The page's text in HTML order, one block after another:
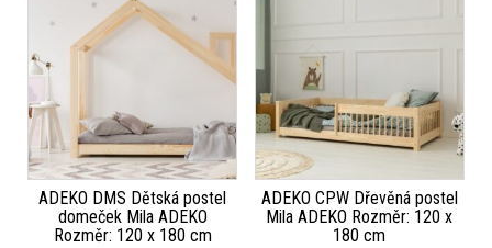
ADEKO DMS Dětská postel
domeček Mila ADEKO
Rozměr: 120 x 180 cm
ADEKO CPW Dřevěná postel
Mila ADEKO Rozměr: 120 x
180 cm